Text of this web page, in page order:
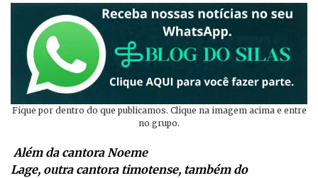
Fique por dentro do que publicamos. Clique na imagem acima e entre
no grupo.
Além da cantora Noeme
Lage, outra cantora timotense, também do